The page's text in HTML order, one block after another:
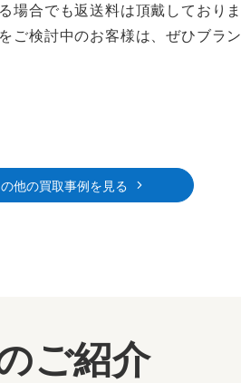
場合でも返送料は頂戴しておりま
ご検討中のお客様は、ぜひブラン
他の買取事例を見る
ご紹介